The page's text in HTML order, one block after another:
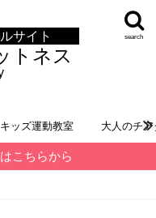
サイト
トネス
search
キッズ運動教室 大人のチ
こちらから